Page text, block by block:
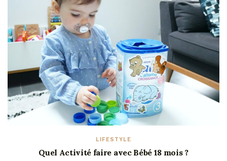
LIFESTYLE
Quel Activité faire avec Bébé 18 mois ?